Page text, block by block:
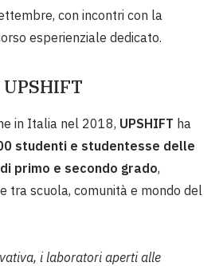
con incontri con la
esperienziale dedicato.
in Italia nel 2018, UPSHIFT ha
studenti e studentesse delle
primo e secondo grado,
tra scuola, comunità e mondo del
i laboratori aperti alle